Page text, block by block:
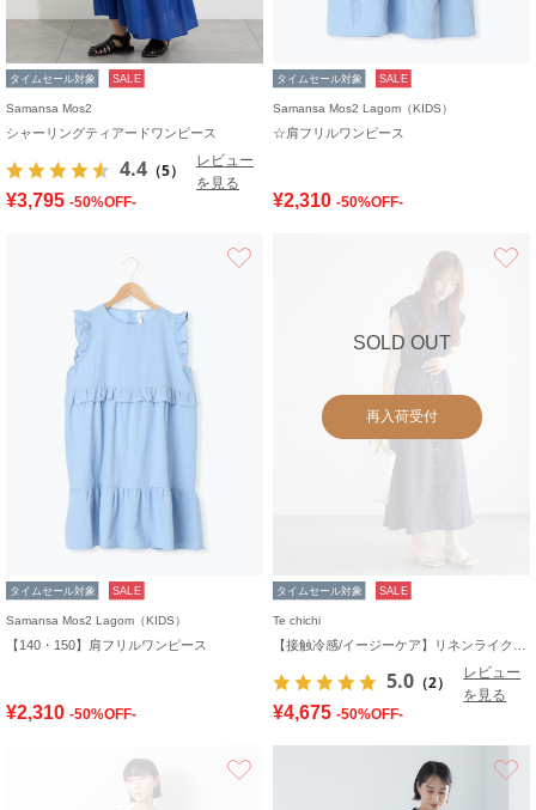
タイムセール対象 SALE
Samansa Mos2
シャーリングティアードワンピース
4.4 （5）
レビュー
を見る
¥3,795 -50%OFF-
タイムセール対象 SALE
Samansa Mos2 Lagom（KIDS）
☆肩フリルワンピース
¥2,310 -50%OFF-
タイムセール対象 SALE
Samansa Mos2 Lagom（KIDS）
【140・150】肩フリルワンピース
¥2,310 -50%OFF-
SOLD OUT
再入荷受付
タイムセール対象 SALE
Te chichi
5.0 （2）
レビュー
を見る
¥4,675 -50%OFF-